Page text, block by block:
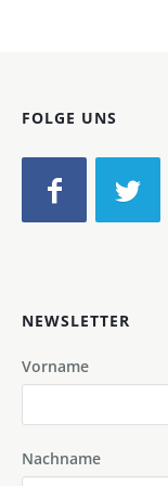
FOLGE UNS
NEWSLETTER
Vorname
Nachname